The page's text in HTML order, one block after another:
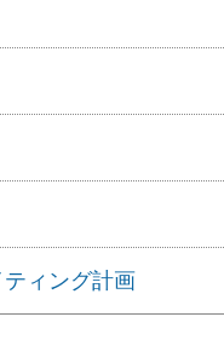
ィング計画